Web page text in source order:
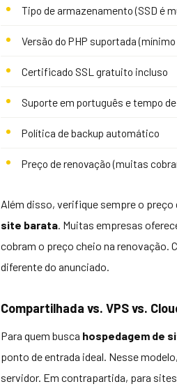
Tipo de armazenamento (SSD é
Versão do PHP suportada
Certificado SSL gratuito incluso
Suporte em português e tempo
Política de backup automático
Preço de renovação (muitas
Além disso, verifique sempre o
site barata. Muitas empresas
cobram o preço cheio na renovação.
diferente do anunciado.
Compartilhada vs. VPS vs.
Para quem busca hospedagem de
ponto de entrada ideal. Nesse
servidor. Em contrapartida, para